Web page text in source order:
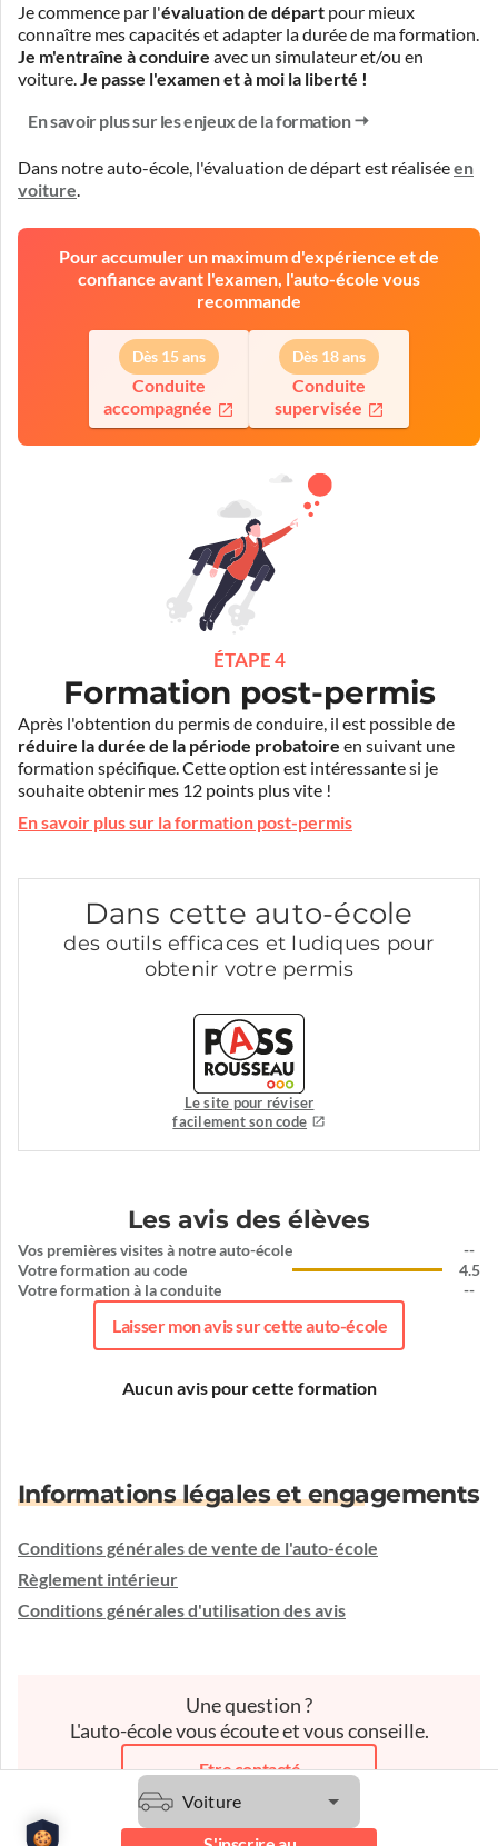
Je commence par l'évaluation de départ pour mieux
connaître mes capacités et adapter la durée de ma formation.
Je m'entraîne à conduire avec un simulateur et/ou en
voiture.Je passe l'examen et à moi la liberté !
En savoir plus sur les enjeux de la formation
Dans notre auto-école, l'évaluation de départ est réaliséeen
voiture.
Pour accumuler un maximum d'expérience et de
confiance avant l'examen, l'auto-école vous
recommande
Dès 15 ans
Conduite
accompagnée
Dès 18 ans
Conduite
supervisée
ÉTAPE 4
Formation post-permis
Après l'obtention du permis de conduire, il est possible de
réduire la durée de la période probatoire en suivant une
formation spécifique. Cette option est intéressante si je
souhaite obtenir mes 12 points plus vite !
En savoir plus sur la formation post-permis
Dans cette auto-école
des outils efficaces et ludiques pour
obtenir votre permis
Le site pour réviser
facilement son code
Les avis des élèves
Vos premières visites à notre auto-école
Votre formation au code
Votre formation à la conduite
--
4.5
--
Laisser mon avis sur cette auto-école
Aucun avis pour cette formation
Informations légales et engagements
Conditions générales de vente de l'auto-école
Règlement intérieur
Conditions générales d'utilisation des avis
Une question ?
L'auto-école vous écoute et vous conseille.
Etre contacté
Voiture